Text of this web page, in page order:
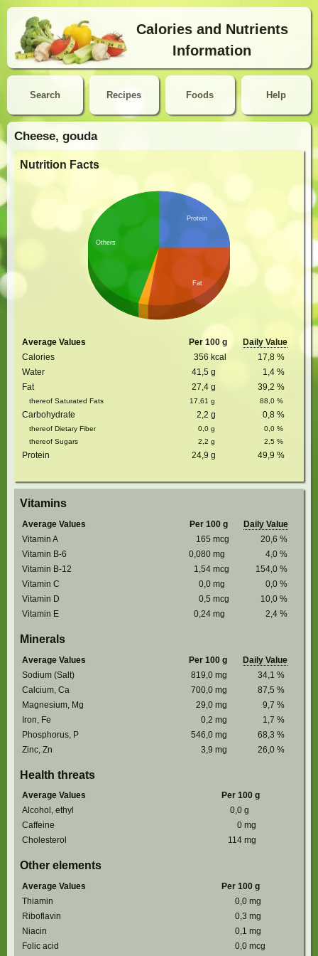
Calories and Nutrients
Information
Search Help
Recipes Foods
Cheese, gouda
Nutrition Facts
Protein
Others
Fat
Average Values Per 100 g
Daily Value
Calories
356 kcal 17,8 %
Water
41,5 g 1,4 %
Fat
27,4 g 39,2 %
thereof Saturated Fats 17,61 g 88,0 %
Carbohydrate 2,2 g 0,8 %
thereof Dietary Fiber 0,0 g 0,0 %
thereof Sugars
2,2 g 2,5 %
Protein 24,9 g 49,9 %
Vitamins
Average Values Per 100 g
Daily Value
Vitamin A
165 mcg 20,6 %
Vitamin B-6
0,080 mg 4,0 %
Vitamin B-12
1,54 mcg 154,0 %
Vitamin C
0,0 mg 0,0 %
Vitamin D
0,5 mcg 10,0 %
Vitamin E
0,24 mg 2,4 %
Minerals
Average Values Per 100 g
Daily Value
Sodium (Salt)
819,0 mg 34,1 %
Calcium, Ca
700,0 mg 87,5 %
Magnesium, Mg
29,0 mg 9,7 %
Iron, Fe
0,2 mg 1,7 %
Phosphorus, P
546,0 mg 68,3 %
Zinc, Zn
3,9 mg 26,0 %
Health threats
Average Values
Per 100 g
Alcohol, ethyl
0,0 g
Caffeine
0 mg
Cholesterol
114 mg
Other elements
Average Values
Per 100 g
Thiamin
0,0 mg
Riboflavin
0,3 mg
Niacin
0,1 mg
Folic acid
0,0 mcg